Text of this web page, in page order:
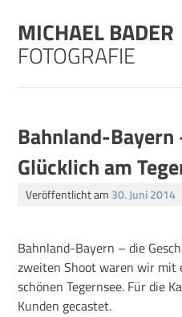
contentMICHAEL BADER
FOTOGRAFIE
Bahnland-
Glücklich am
Veröffentlicht am 30. Juni 2014
Bahnland-Bayern – die
zweiten Shoot waren wir mit
schönen Tegernsee. Für die
Kunden gecastet.